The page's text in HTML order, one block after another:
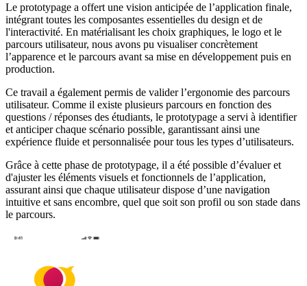
Le prototypage a offert une vision anticipée de l’application finale,
intégrant toutes les composantes essentielles du design et de
l'interactivité. En matérialisant les choix graphiques, le logo et le
parcours utilisateur, nous avons pu visualiser concrètement
l’apparence et le parcours avant sa mise en développement puis en
production.
Ce travail a également permis de valider l’ergonomie des parcours
utilisateur. Comme il existe plusieurs parcours en fonction des
questions / réponses des étudiants, le prototypage a servi à identifier
et anticiper chaque scénario possible, garantissant ainsi une
expérience fluide et personnalisée pour tous les types d’utilisateurs.
Grâce à cette phase de prototypage, il a été possible d’évaluer et
d'ajuster les éléments visuels et fonctionnels de l’application,
assurant ainsi que chaque utilisateur dispose d’une navigation
intuitive et sans encombre, quel que soit son profil ou son stade dans
le parcours.